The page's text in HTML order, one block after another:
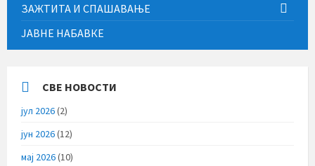
ЗАЖТИТА И СПАШАВАЊЕ
ЈАВНЕ НАБАВКЕ
СВЕ НОВОСТИ
јул 2026(2)
јун 2026(12)
мај 2026(10)